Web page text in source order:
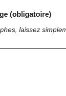
(obligatoire)
laissez